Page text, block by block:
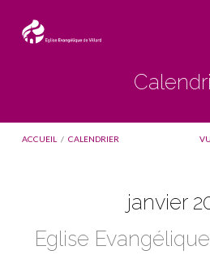
ACCUEIL / CALENDRIER
janvier
Eglise